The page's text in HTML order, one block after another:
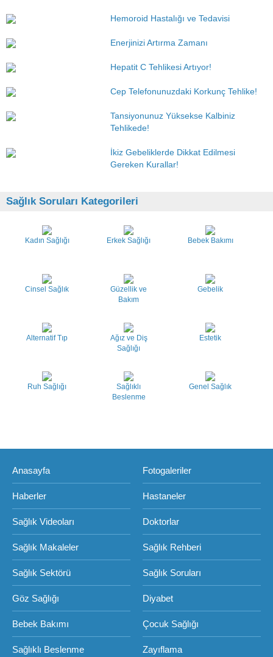
Hemoroid Hastalığı ve Tedavisi
Enerjinizi Artırma Zamanı
Hepatit C Tehlikesi Artıyor!
Cep Telefonunuzdaki Korkunç Tehlike!
Tansiyonunuz Yüksekse Kalbiniz
Tehlikede!
İkiz Gebeliklerde Dikkat Edilmesi
Gereken Kurallar!
Sağlık Soruları Kategorileri
Kadın Sağlığı Erkek Sağlığı Bebek Bakımı
Cinsel Sağlık
Güzellik ve
Bakım
Gebelik
Alternatif Tıp
Ağız ve Diş
Sağlığı
Estetik
Ruh Sağlığı
Sağlıklı
Beslenme
Genel Sağlık
Anasayfa Fotogaleriler
Haberler Hastaneler
Sağlık Videoları Doktorlar
Sağlık Makaleler Sağlık Rehberi
Sağlık Sektörü Sağlık Soruları
Göz Sağlığı Diyabet
Bebek Bakımı Çocuk Sağlığı
Sağlıklı Beslenme Zayıflama